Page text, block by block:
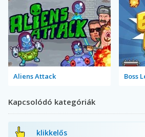
Aliens Attack Boss
Kapcsolódó kategóriák
klikkelős